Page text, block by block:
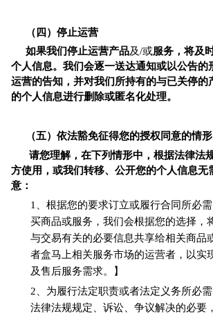
（四）停止运营
如果我们停止运营产品及/或服务，将及
个人信息。我们会逐一送达通知或以公告的
运营的告知，并对我们所持有的与已关停的
的个人信息进行删除或匿名化处理。
（五）依法豁免征得您的授权同意的情形
请您理解，在下列情形中，根据法律法
方使用，或我们转移、公开您的个人信息无
意：
1、根据您的要求订立或履行合同所必
买商品或服务，我们会根据您的选择，
与交易有关的必要信息共享给相关商品
者盒马上相关服务市场的运营者，以实
及售后服务需求。】
2、为履行法定职责或者法定义务所必
法律法规规定、诉讼、争议解决的必要